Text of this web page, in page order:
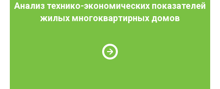
Анализ технико-экономических показателей
жилых многоквартирных домов